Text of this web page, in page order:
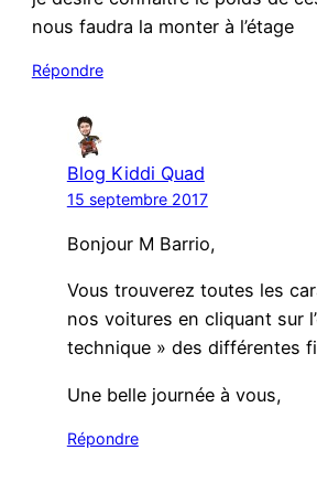
nous faudra la monter à l’étage
Répondre
Blog Kiddi Quad
15 septembre 2017
Bonjour M Barrio,
Vous trouverez toutes les
nos voitures en cliquant sur
technique » des différentes
Une belle journée à vous,
Répondre